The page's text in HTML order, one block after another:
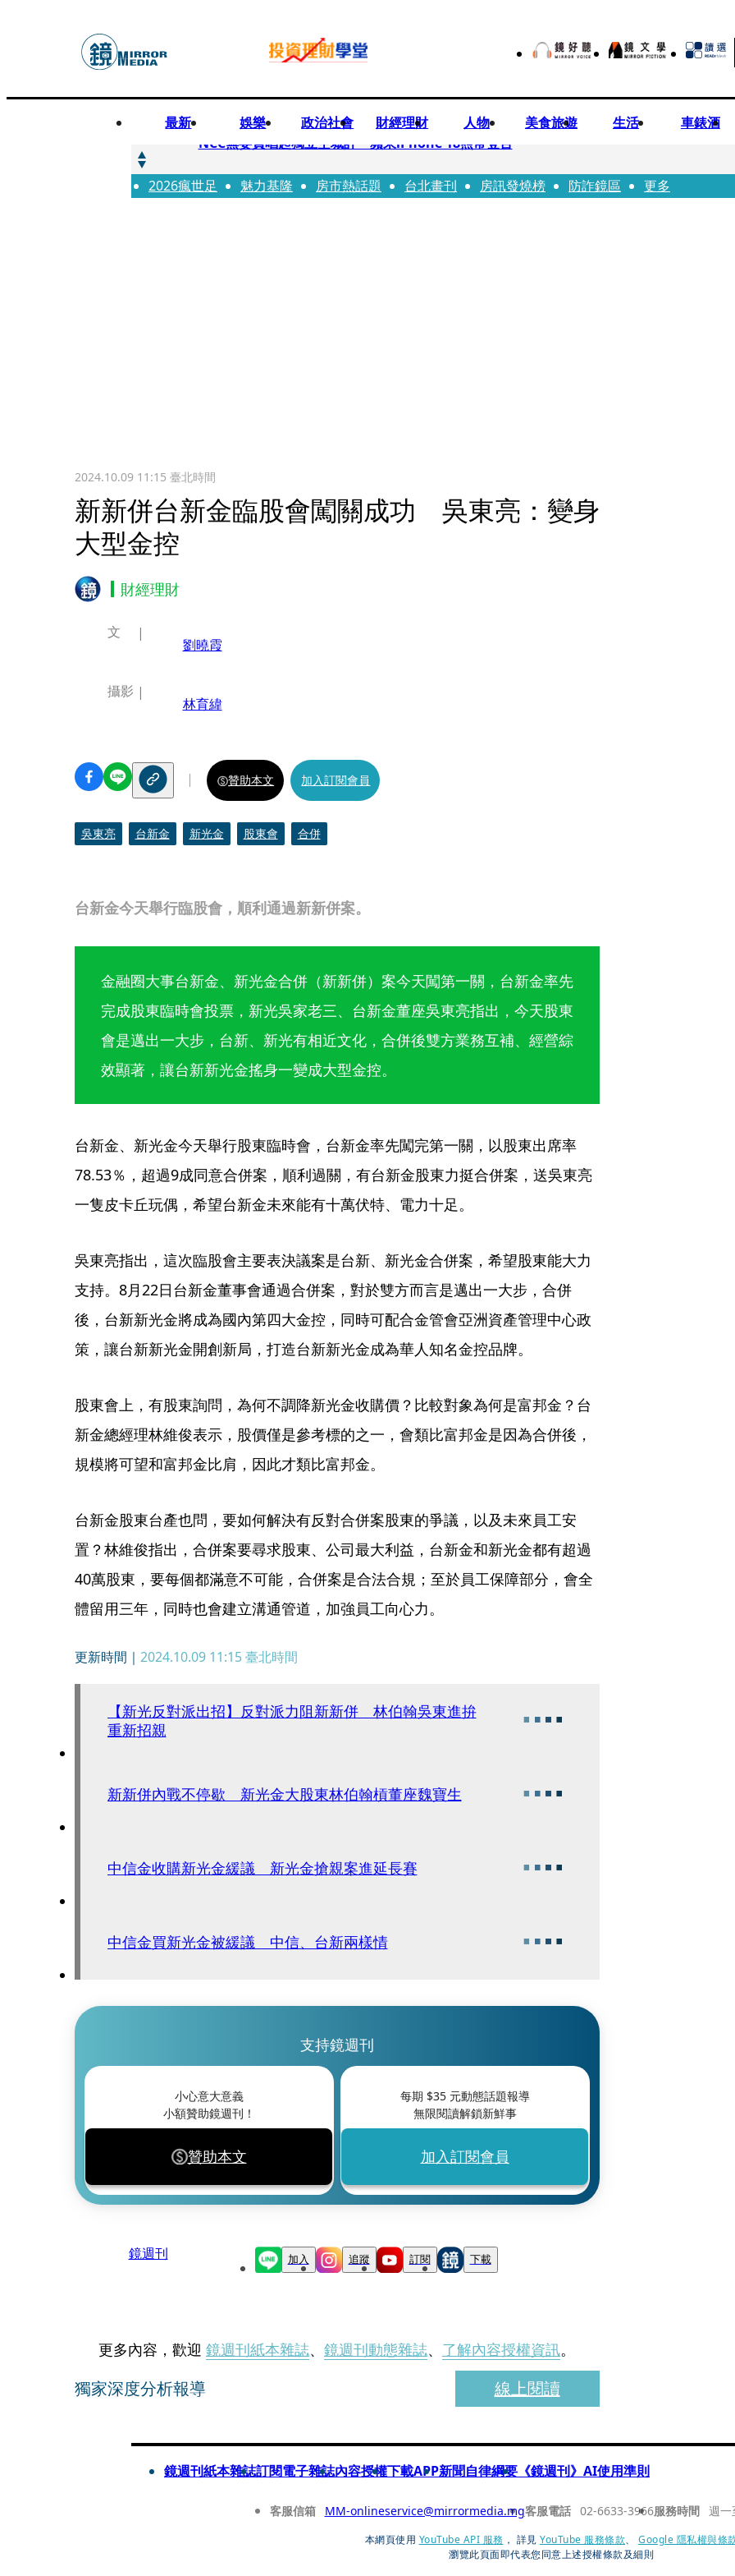
最新 娛樂 政治社會 財經理財 人物 美食旅遊 生活 車錶酒
快訊
NCC無委員唱起獨立空城計 蘋果iPhone 18照常登台
快訊
六強片齊聚桃影 小薰《祖先鬼》回桃影娘家 《長安的荔枝》桃影加映一票難求
2026瘋世足 魅力基隆 房市熱話題 台北畫刊 房訊發燒榜 防詐鏡區 更多
2024.10.09 11:15 臺北時間
新新併台新金臨股會闖關成功 吳東亮：變身
大型金控
財經理財
台新金今天舉行臨股會，順利通過新新併案。
文
劉曉霞
攝影
林育緯
贊助本文 加入訂閱會員
吳東亮 台新金 新光金 股東會 合併
金融圈大事台新金、新光金合併（新新併）案今天闖第一關，台新金率先
完成股東臨時會投票，新光吳家老三、台新金董座吳東亮指出，今天股東
會是邁出一大步，台新、新光有相近文化，合併後雙方業務互補、經營綜
效顯著，讓台新新光金搖身一變成大型金控。
台新金、新光金今天舉行股東臨時會，台新金率先闖完第一關，以股東出席率
78.53％，超過9成同意合併案，順利過關，有台新金股東力挺合併案，送吳東亮
一隻皮卡丘玩偶，希望台新金未來能有十萬伏特、電力十足。
吳東亮指出，這次臨股會主要表決議案是台新、新光金合併案，希望股東能大力
支持。8月22日台新金董事會通過合併案，對於雙方而言是邁出一大步，合併
後，台新新光金將成為國內第四大金控，同時可配合金管會亞洲資產管理中心政
策，讓台新新光金開創新局，打造台新新光金成為華人知名金控品牌。
股東會上，有股東詢問，為何不調降新光金收購價？比較對象為何是富邦金？台
新金總經理林維俊表示，股價僅是參考標的之一，會類比富邦金是因為合併後，
規模將可望和富邦金比肩，因此才類比富邦金。
台新金股東台產也問，要如何解決有反對合併案股東的爭議，以及未來員工安
置？林維俊指出，合併案要尋求股東、公司最大利益，台新金和新光金都有超過
40萬股東，要每個都滿意不可能，合併案是合法合規；至於員工保障部分，會全
體留用三年，同時也會建立溝通管道，加強員工向心力。
更新時間｜ 2024.10.09 11:15臺北時間
【新光反對派出招】反對派力阻新新併 林伯翰吳東進拚
重新招親
新新併內戰不停歇 新光金大股東林伯翰槓董座魏寶生
中信金收購新光金緩議 新光金搶親案進延長賽
中信金買新光金被緩議 中信、台新兩樣情
支持鏡週刊
小心意大意義
小額贊助鏡週刊！
贊助本文
每期 $35元動態話題報導
無限閱讀解鎖新鮮事
加入訂閱會員
鏡週刊 加入 追蹤 訂閱 下載
更多內容，歡迎 鏡週刊紙本雜誌、 鏡週刊動態雜誌、 了解內容授權資訊。
獨家深度分析報導 線上閱讀
鏡週刊紙本雜誌訂閱電子雜誌內容授權下載APP新聞自律綱要 《鏡週刊》AI使用準則
客服信箱 MM-onlineservice@mirrormedia.mg客服電話 02-6633-3966服務時間 週一
本網頁使用 YouTube API 服務 ， 詳見 YouTube 服務條款、
Google 隱私權與條
瀏覽此頁面即代表您同意上述授權條款及細則